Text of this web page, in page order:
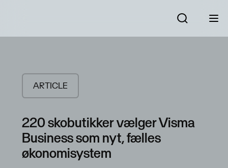
ARTICLE
220 skobutikker vælger Visma
Business som nyt, fælles
økonomisystem